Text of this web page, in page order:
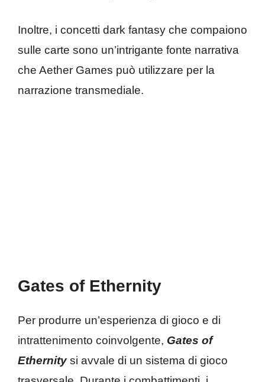
Inoltre, i concetti dark fantasy che compaiono
sulle carte sono un’intrigante fonte narrativa
che Aether Games può utilizzare per la
narrazione transmediale.
Gates of Ethernity
Per produrre un’esperienza di gioco e di
intrattenimento coinvolgente, Gates of
Ethernity si avvale di un sistema di gioco